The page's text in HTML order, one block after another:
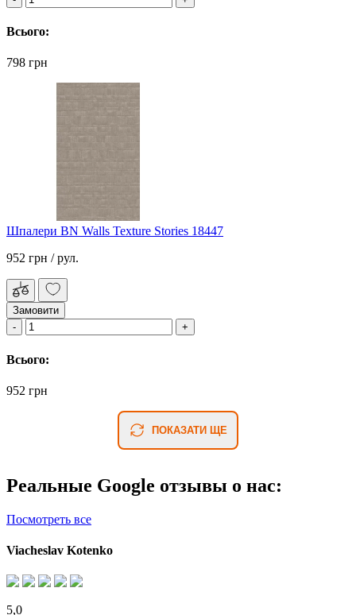
Всього:
798 грн
Шпалери BN Walls Texture Stories 18447
952 грн / рул.
Замовити
Всього:
952 грн
ПОКАЗАТИ ЩЕ
Реальные Google отзывы о нас:
Посмотреть все
Viacheslav Kotenko
5,0